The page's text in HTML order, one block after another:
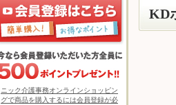
KD
ニック介護事務オンラインショッピン
グで商品を購入するには会員登録が必